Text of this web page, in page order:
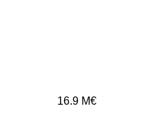
16.9 M€